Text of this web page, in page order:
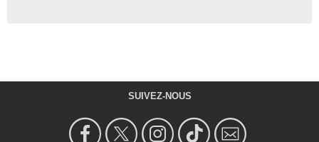
SUIVEZ-NOUS